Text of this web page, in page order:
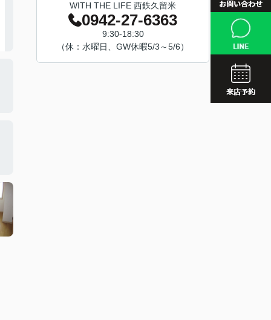
西鉄久
JR久留
西鉄久
JR久留
WITH THE LIFE 西鉄久留米
0942-27-6363
9:30-18:30
（休：水曜日、GW休暇5/3～5/6）